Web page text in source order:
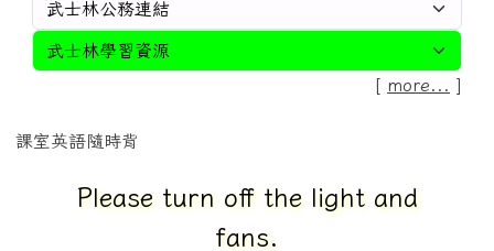
[ more... ]
課室英語隨時背
Please turn off the light and
fans.